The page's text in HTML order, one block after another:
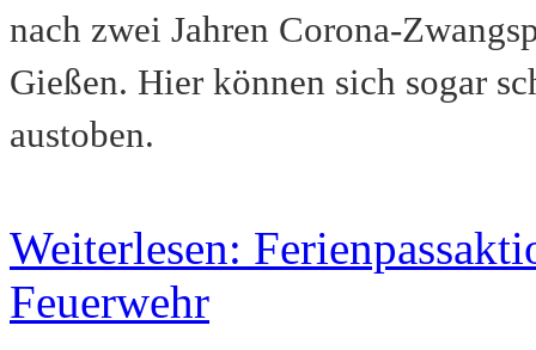
nach zwei Jahren Corona-
Gießen. Hier können sich sogar
austoben.
Weiterlesen:
Feuerwehr